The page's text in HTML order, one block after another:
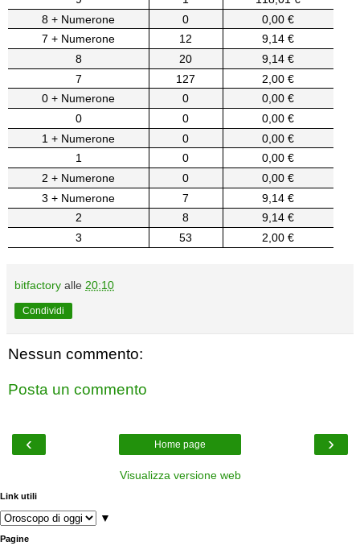
8 + Numerone
0
0,00 €
7 + Numerone
12
9,14 €
8
20
9,14 €
7
127
2,00 €
0 + Numerone
0
0,00 €
0
0
0,00 €
1 + Numerone
0
0,00 €
1
0
0,00 €
2 + Numerone
0
0,00 €
3 + Numerone
7
9,14 €
2
8
9,14 €
3
53 2,00 €
bitfactory alle 20:10
Condividi
Nessun commento:
Posta un commento
‹ ›
Home page
Visualizza versione web
Link utili
▼
Pagine